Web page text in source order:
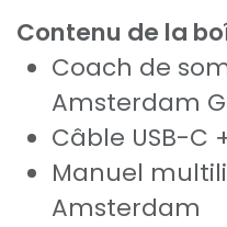
Contenu de la
Coach de
Amsterdam
Câble USB-C
Manuel
Amsterdam